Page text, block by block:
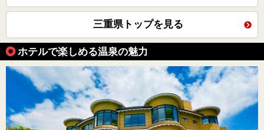
三重県トップを見る
ホテルで楽しめる温泉の魅力